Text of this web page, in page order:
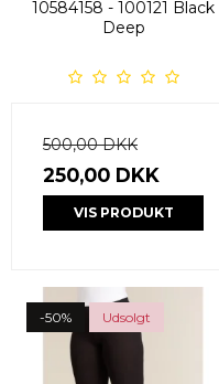
10584158 - 100121 Black
Deep
500,00 DKK
250,00 DKK
VIS PRODUKT
-50% Udsolgt